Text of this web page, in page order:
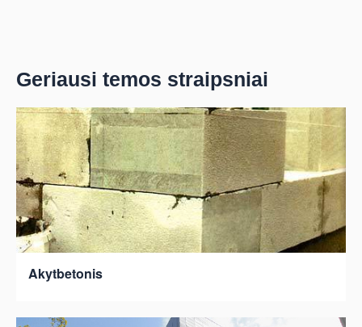
Geriausi temos straipsniai
Akytbetonis